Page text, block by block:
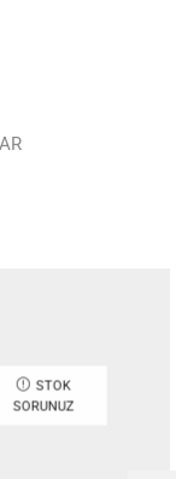
STOK
SORUNUZ